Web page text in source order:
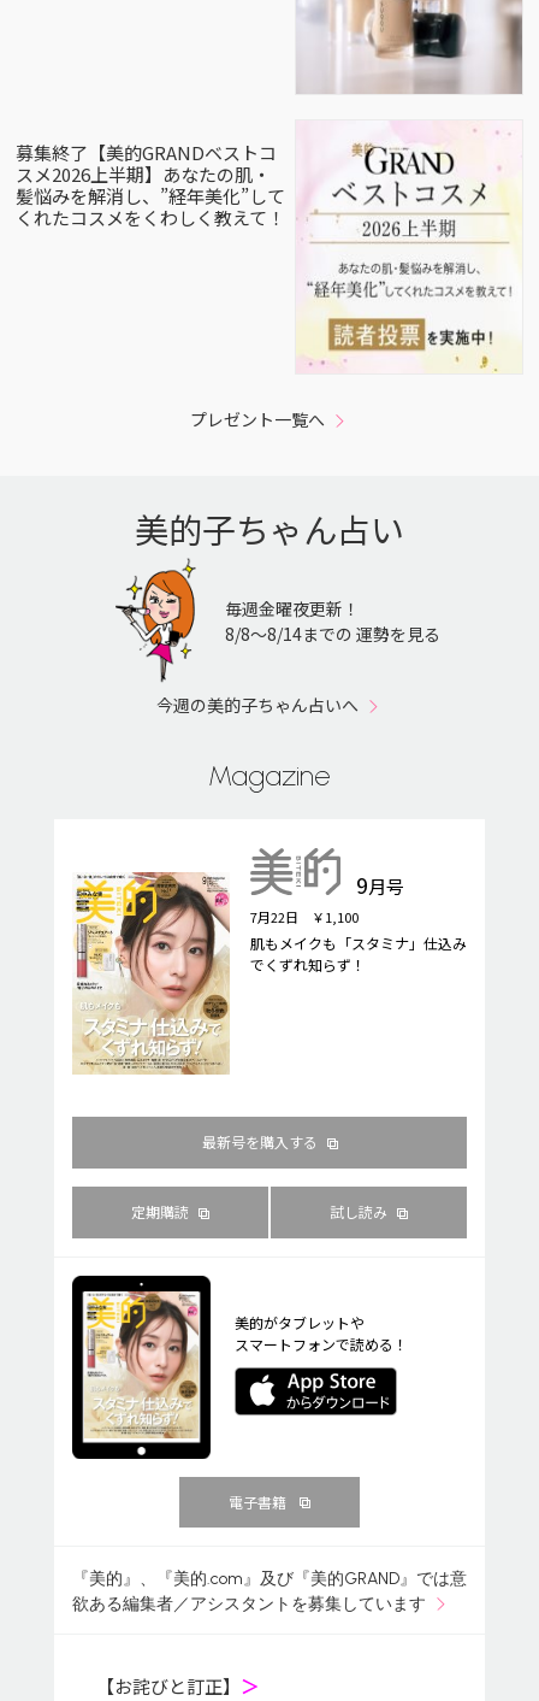
募集終了【美的GRANDベストコ
スメ2026上半期】あなたの肌・
髪悩みを解消し、”経年美化”して
くれたコスメをくわしく教えて！
プレゼント一覧へ
美的子ちゃん占い
毎週金曜夜更新！
8/8〜8/14までの 運勢を見る
今週の美的子ちゃん占いへ
Magazine
9月号
7月22日 ￥1,100
肌もメイクも「スタミナ」仕込み
でくずれ知らず！
最新号を購入する
定期購読 試し読み
美的がタブレットや
スマートフォンで読める！
電子書籍
『美的』、『美的.com』及び『美的GRAND』では意
欲ある編集者／アシスタントを募集しています
【お詫びと訂正】 ＞